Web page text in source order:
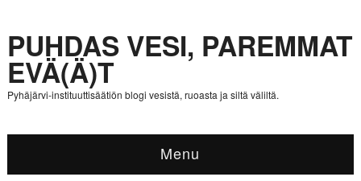
PUHDAS VESI, PAREMMAT
EVÄ(Ä)T
Pyhäjärvi-instituuttisäätiön blogi vesistä, ruoasta ja siltä väliltä.
Menu